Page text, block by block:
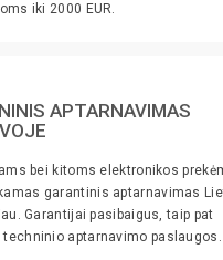
iki 2000 EUR.
APTARNAVIMAS
bei kitoms elektronikos
garantinis aptarnavimas
Garantijai pasibaigus, taip pat
aptarnavimo paslaugos.